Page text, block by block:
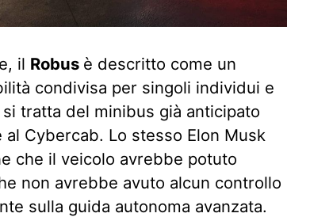
il Robus è descritto come un
condivisa per singoli individui e
tratta del minibus già anticipato
Cybercab. Lo stesso Elon Musk
che il veicolo avrebbe potuto
non avrebbe avuto alcun controllo
sulla guida autonoma avanzata.